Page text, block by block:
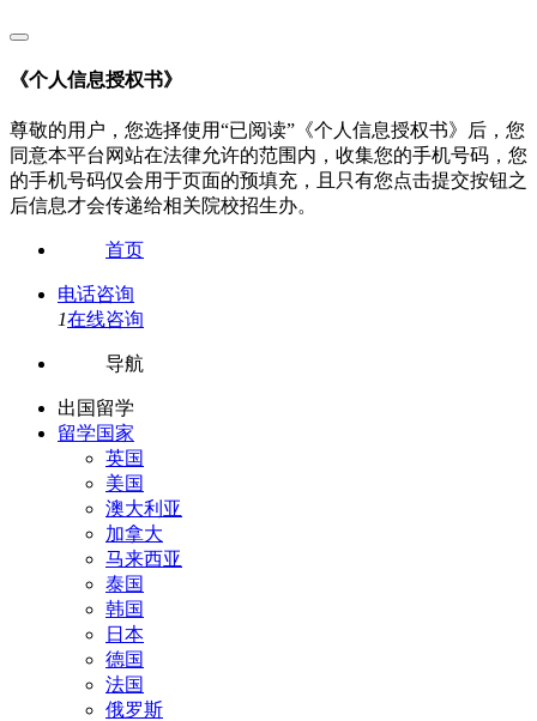
《个人信息授权书》
尊敬的用户，您选择使用“已阅读”《个人信息授权书》后，您
同意本平台网站在法律允许的范围内，收集您的手机号码，您
的手机号码仅会用于页面的预填充，且只有您点击提交按钮之
后信息才会传递给相关院校招生办。
首页
电话咨询
1在线咨询
导航
出国留学
留学国家
英国
美国
澳大利亚
加拿大
马来西亚
泰国
韩国
日本
德国
法国
俄罗斯